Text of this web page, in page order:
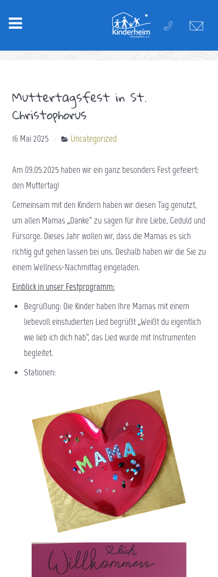
Muttertagsfest in St.
Christophorus
16 Mai 2025 Uncategorized
Am 09.05.2025 haben wir ein ganz besonders Fest gefeiert:
den Muttertag!
Gemeinsam mit den Kindern haben wir diesen Tag genutzt,
um allen Mamas „Danke“ zu sagen für ihre Liebe, Geduld und
Fürsorge. Dieses Jahr wollen wir, dass die Mamas es sich
richtig gut gehen lassen bei uns. Deshalb haben wir die Sie zu
einem Wellness-Nachmittag eingeladen.
Einblick in unser Festprogramm:
Begrüßung: Die Kinder haben Ihre Mamas mit einem
liebevoll einstudierten Lied begrüßt „Weißt du eigentlich
wie lieb ich dich hab“, das Lied wurde mit Instrumenten
begleitet.
Stationen: